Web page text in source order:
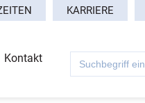
KARRIERE
Kontakt
Search
for: